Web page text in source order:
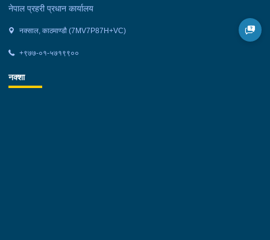
नेपाल प्रहरी प्रधान कार्यालय
नक्साल, काठमाण्डौ (7MV7P87H+VC)
+९७७-०१-५७१९९००
नक्शा